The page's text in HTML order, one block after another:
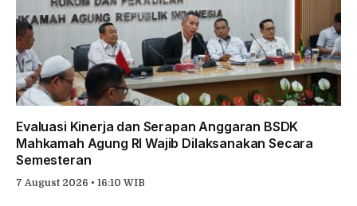
Evaluasi Kinerja dan Serapan Anggaran BSDK
Mahkamah Agung RI Wajib Dilaksanakan Secara
Semesteran
7 August 2026 • 16:10 WIB